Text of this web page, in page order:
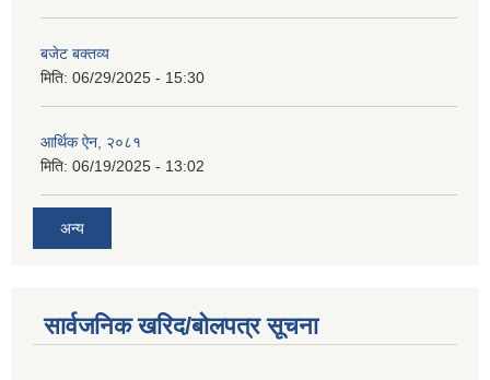
बजेट बक्तव्य
मिति: 06/29/2025 - 15:30
आर्थिक ऐन, २०८१
मिति: 06/19/2025 - 13:02
अन्य
सार्वजनिक खरिद/बोलपत्र सूचना